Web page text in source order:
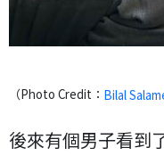
（Photo Credit： Bilal
後來有個男子看到